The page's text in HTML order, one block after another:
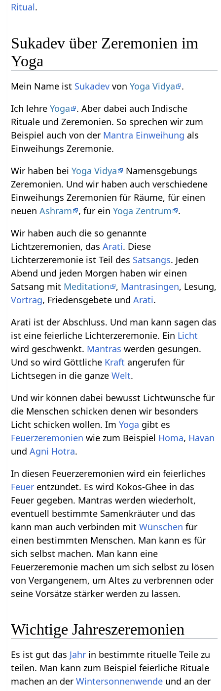
Ritual.
Sukadev über Zeremonien im
Yoga
Mein Name ist Sukadev vonYoga Vidya
.
Ich lehreYoga
. Aber dabei auch Indische
Rituale und Zeremonien. So sprechen wir zum
Beispiel auch von der Mantra Einweihung als
Einweihungs Zeremonie.
Wir haben beiYoga Vidya
Namensgebungs
Zeremonien. Und wir haben auch verschiedene
Einweihungs Zeremonien für Räume, für einen
neuenAshram , für einYoga Zentrum
.
Wir haben auch die so genannte
Lichtzeremonien, dasArati. Diese
Lichterzeremonie ist Teil des Satsangs. Jeden
Abend und jeden Morgen haben wir einen
Satsang mit Meditation , Mantrasingen, Lesung,
Vortrag, Friedensgebete undArati.
Arati ist der Abschluss. Und man kann sagen das
ist eine feierliche Lichterzeremonie. Ein Licht
wird geschwenkt. Mantras werden gesungen.
Und so wird Göttliche Kraft angerufen für
Lichtsegen in die ganzeWelt.
Und wir können dabei bewusst Lichtwünsche für
die Menschen schicken denen wir besonders
Licht schicken wollen. ImYoga gibt es
Feuerzeremonien wie zum Beispiel Homa, Havan
undAgni Hotra.
In diesen Feuerzeremonien wird ein feierliches
Feuer entzündet. Es wird Kokos-Ghee in das
Feuer gegeben. Mantras werden wiederholt,
eventuell bestimmte Samenkräuter und das
kann man auch verbinden mitWünschen für
einen bestimmten Menschen. Man kann es für
sich selbst machen. Man kann eine
Feuerzeremonie machen um sich selbst zu lösen
von Vergangenem, um Altes zu verbrennen oder
seine Vorsätze stärker werden zu lassen.
Wichtige Jahreszeremonien
Es ist gut das Jahr in bestimmte rituelle Teile zu
teilen. Man kann zum Beispiel feierliche Rituale
machen an derWintersonnenwende und an der